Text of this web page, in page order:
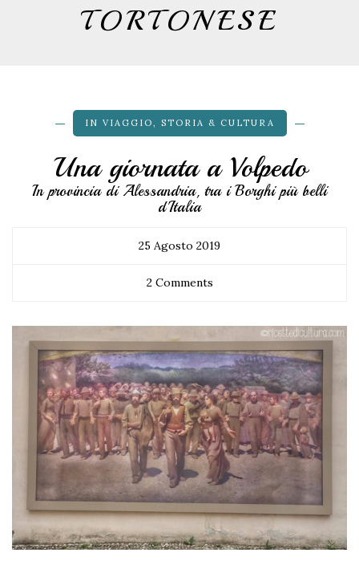
TORTONESE
IN VIAGGIO , STORIA & CULTURA
Una giornata a Volpedo
In provincia di Alessandria, tra i Borghi più belli
d'Italia
25 Agosto 2019
2 Comments